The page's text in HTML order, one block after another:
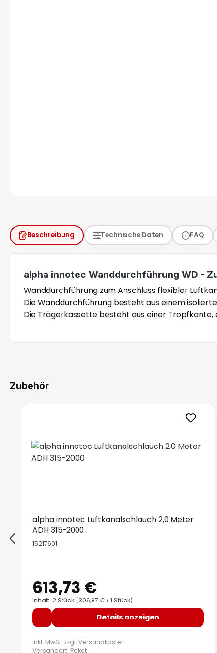
Beschreibung Technische Daten FAQ
alpha innotec Wanddurchführung WD -
Wanddurchführung zum Anschluss flexibler
Die Wanddurchführung besteht aus einem
Die Trägerkassette besteht aus einer
Zubehör
alpha innotec Luftkanalschlauch 2,0 Meter
ADH 315-2000
15217601
Regulärer Preis:
613,73 €
Inhalt: 2 Stück (306,87 € / 1 Stück)
Details anzeigen
inkl. MwSt. zzgl. Versandkosten
Versandart: Paket